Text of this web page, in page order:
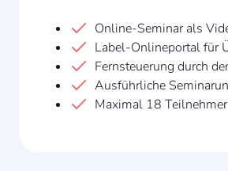
Online-Seminar als
Label-Onlineportal für
Fernsteuerung durch
Ausführliche
Maximal 18